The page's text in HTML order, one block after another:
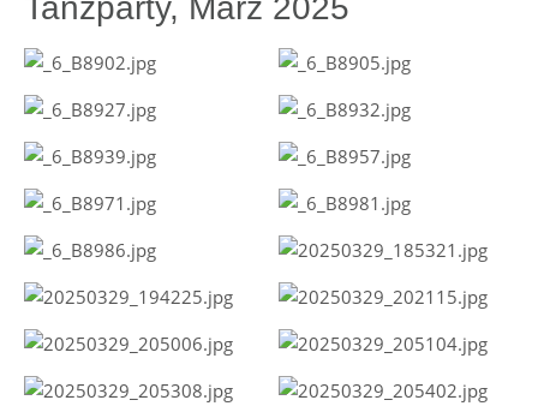
Tanzparty, März 2025